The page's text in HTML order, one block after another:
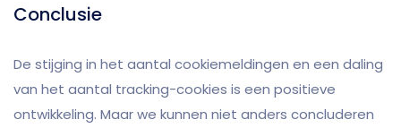
Conclusie
De stijging in het aantal cookiemeldingen en een daling
van het aantal tracking-cookies is een positieve
ontwikkeling. Maar we kunnen niet anders concluderen